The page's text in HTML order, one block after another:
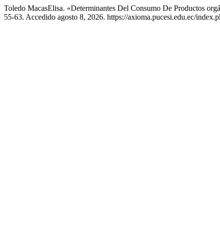
Toledo MacasElisa. «Determinantes Del Consumo De Productos
55-63. Accedido agosto 8, 2026. https://axioma.pucesi.edu.ec/